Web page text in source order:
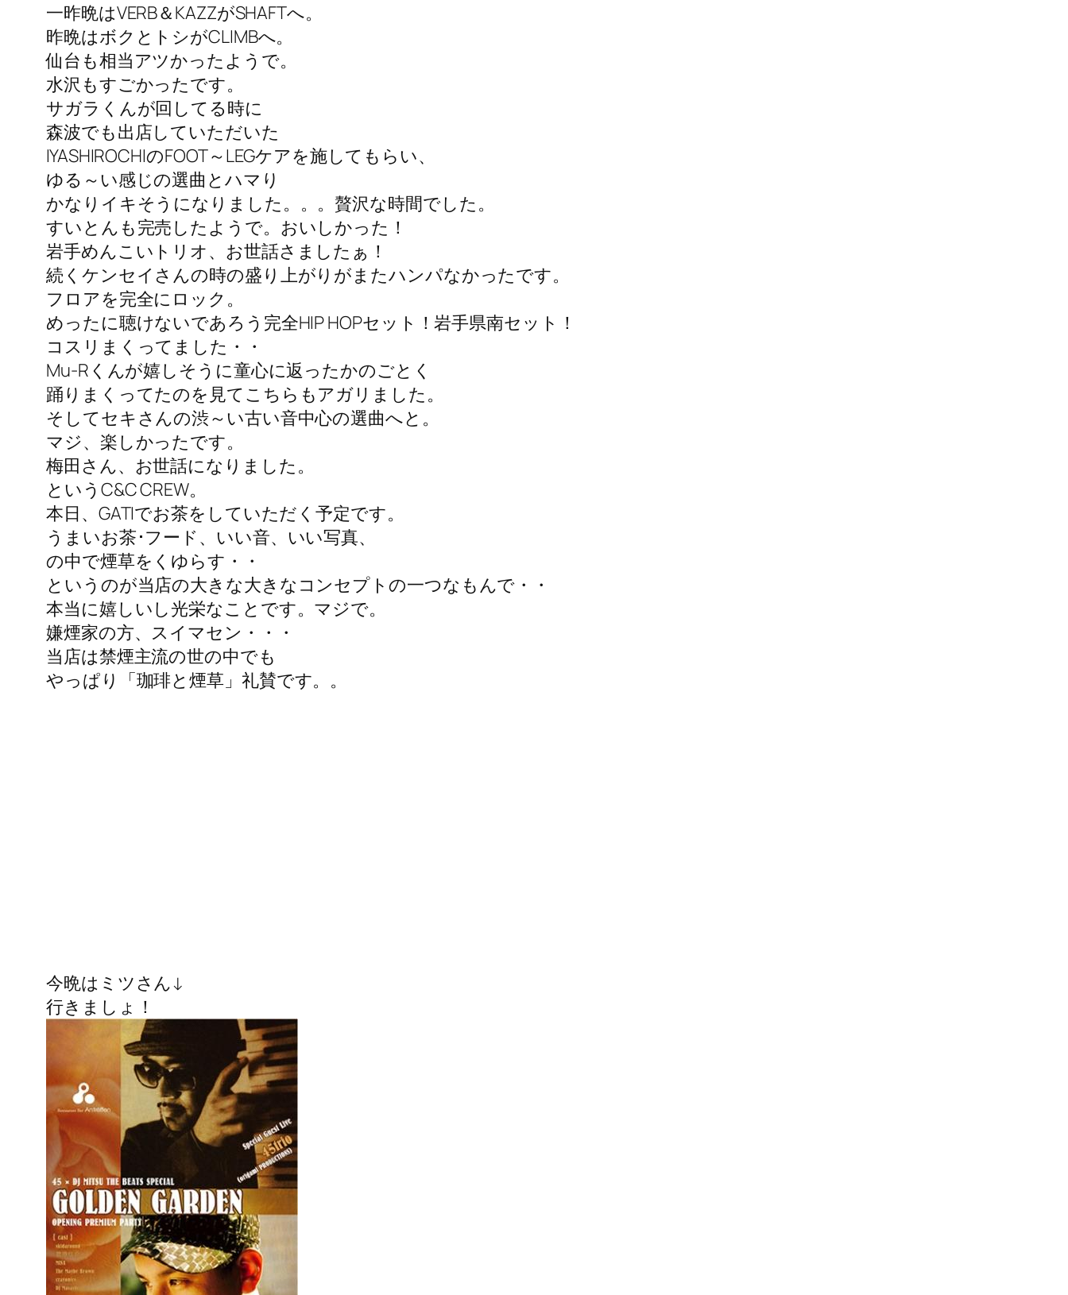
一昨晩はVERB＆KAZZがSHAFTへ。
昨晩はボクとトシがCLIMBへ。
仙台も相当アツかったようで。
水沢もすごかったです。
サガラくんが回してる時に
森波でも出店していただいた
IYASHIROCHIのFOOT～LEGケアを施してもらい、
ゆる～い感じの選曲とハマり
かなりイキそうになりました。。。贅沢な時間でした。
すいとんも完売したようで。おいしかった！
岩手めんこいトリオ、お世話さましたぁ！
続くケンセイさんの時の盛り上がりがまたハンパなかったです。
フロアを完全にロック。
めったに聴けないであろう完全HIP HOPセット！岩手県南セット！
コスリまくってました・・
Mu-Rくんが嬉しそうに童心に返ったかのごとく
踊りまくってたのを見てこちらもアガリました。
そしてセキさんの渋～い古い音中心の選曲へと。
マジ、楽しかったです。
梅田さん、お世話になりました。
というC&C CREW。
本日、GATIでお茶をしていただく予定です。
うまいお茶･フード、いい音、いい写真、
の中で煙草をくゆらす・・
というのが当店の大きな大きなコンセプトの一つなもんで・・
本当に嬉しいし光栄なことです。マジで。
嫌煙家の方、スイマセン・・・
当店は禁煙主流の世の中でも
やっぱり「珈琲と煙草」礼賛です。。
今晩はミツさん↓
行きましょ！